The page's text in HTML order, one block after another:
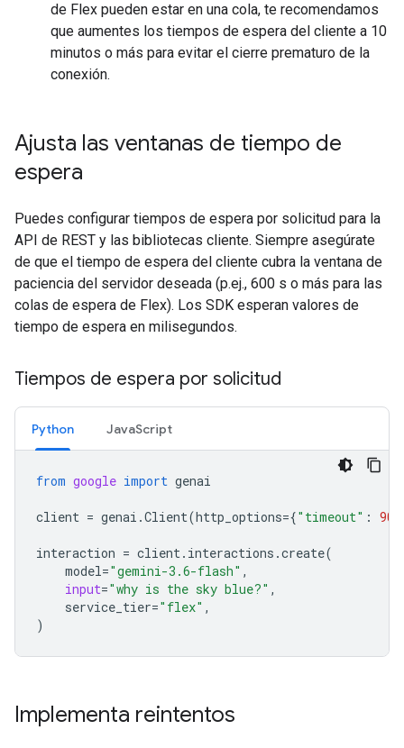
de Flex pueden estar en una cola, te recomendamos
que aumentes los tiempos de espera del cliente a 10
minutos o más para evitar el cierre prematuro de la
conexión.
Ajusta las ventanas de tiempo de
espera
Puedes configurar tiempos de espera por solicitud para la
API de REST y las bibliotecas cliente. Siempre asegúrate
de que el tiempo de espera del cliente cubra la ventana de
paciencia del servidor deseada (p.ej., 600 s o más para las
colas de espera de Flex). Los SDK esperan valores de
tiempo de espera en milisegundos.
Tiempos de espera por solicitud
Python JavaScript
from google import genai
client = genai .Client(http_options={"timeout" :
interaction = client. interactions .create(
model="gemini-3.6-flash" ,
input="why is the sky blue?" ,
service_tier="flex" ,
)
Implementa reintentos